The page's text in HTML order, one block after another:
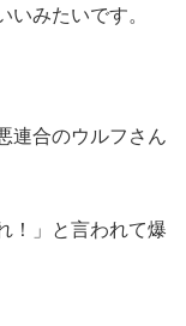
いみたいです。
連合のウルフさん
！」と言われて爆